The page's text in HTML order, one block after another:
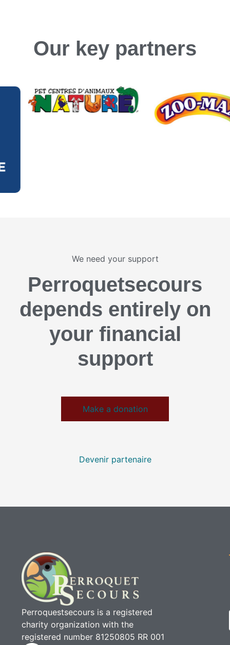
Our key partners
We need your support
Perroquetsecours
depends entirely on
your financial
support
Make a donation
Devenir partenaire
Perroquestsecours is a registered
charity organization with the
registered number 81250805 RR 001